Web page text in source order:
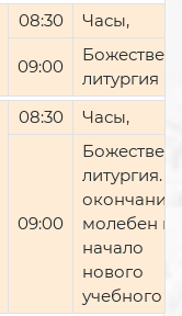
08:30 Часы,
09:00
литургия
08:30 Часы,
09:00
литургия.
окончании
молебен
начало
нового
учебного